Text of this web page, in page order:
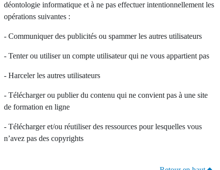
déontologie informatique et à ne pas effectuer intentionnellement les
opérations suivantes :
- Communiquer des publicités ou spammer les autres utilisateurs
- Tenter ou utiliser un compte utilisateur qui ne vous appartient pas
- Harceler les autres utilisateurs
- Télécharger ou publier du contenu qui ne convient pas à une site
de formation en ligne
- Télécharger et/ou réutiliser des ressources pour lesquelles vous
n’avez pas des copyrights